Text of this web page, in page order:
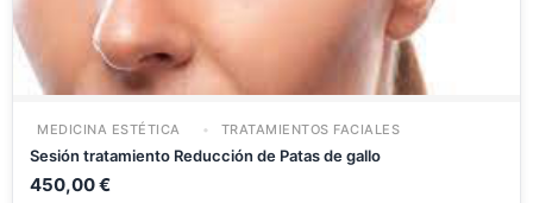
MEDICINA ESTÉTICA TRATAMIENTOS FACIALES
Sesión tratamiento Reducción de Patas de gallo
450,00€